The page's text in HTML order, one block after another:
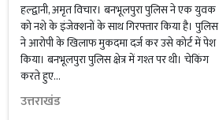
हल्द्वानी, अमृत विचार। बनभूलपुरा पुलिस ने एक युवक
को नशे के इंजेक्शनों के साथ गिरफ्तार किया है। पुलिस
ने आरोपी के खिलाफ मुकदमा दर्ज कर उसे कोर्ट में पेश
किया। बनभूलपुरा पुलिस क्षेत्र में गश्त पर थी। चेकिंग
करते हुए...
उत्तराखंड